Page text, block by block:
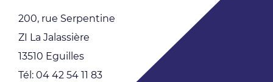
200, rue Serpentine
ZI La Jalassière
13510 Eguilles
Tél: 04 42 54 11 83